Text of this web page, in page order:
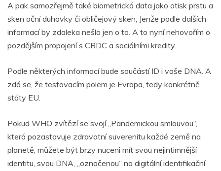
A pak samozřejmě také biometrická data jako otisk prstu a
sken oční duhovky či obličejový sken, Jenže podle dalších
informací by zdaleka nešlo jen o to. A to nyní nehovořím o
pozdějším propojení s CBDC a sociálními kredity.
Podle některých informací bude součástí ID i vaše DNA. A
zdá se, že testovacím polem je Evropa, tedy konkrétně
státy EU.
Pokud WHO zvítězí se svojí „Pandemickou smlouvou“,
která pozastavuje zdravotní suverenitu každé země na
planetě, můžete být brzy nuceni mít svou nejintimnější
identitu, svou DNA, „označenou“ na digitální identifikační